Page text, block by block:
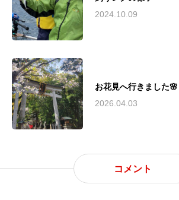
2024.10.09
お花見へ行きました🌸
2026.04.03
コメント